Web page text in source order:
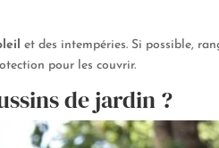
et des intempéries. Si possible,
pour les couvrir.
de jardin ?